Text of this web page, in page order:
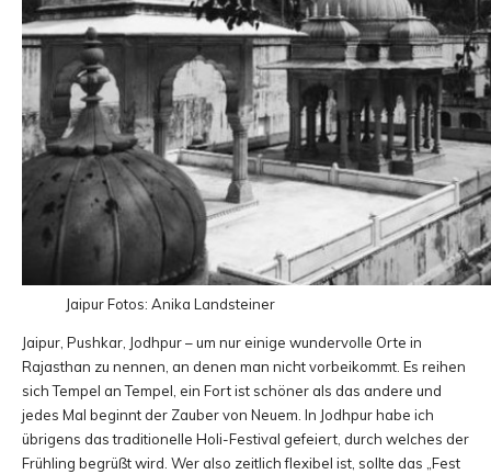
JaipurFotos: Anika Landsteiner
Jaipur, Pushkar, Jodhpur – um nur einige wundervolle Orte in
Rajasthan zu nennen, an denen man nicht vorbeikommt. Es reihen
sich Tempel an Tempel, ein Fort ist schöner als das andere und
jedes Mal beginnt der Zauber von Neuem. In Jodhpur habe ich
übrigens das traditionelle Holi-Festival gefeiert, durch welches der
Frühling begrüßt wird. Wer also zeitlich flexibel ist, sollte das „Fest